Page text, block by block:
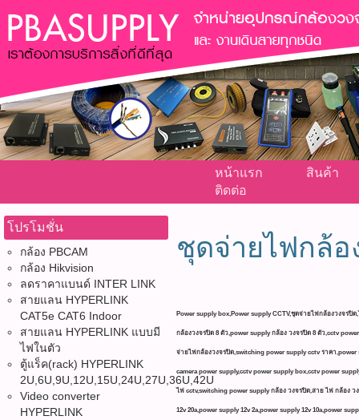
หน้าแรก
สินค้า
ติดต่อ
โปรโมชั่น
กล้อง PBCAM
กล้อง Hikvision
ลดราคาแบนด์ INTER LINK
สายแลน HYPERLINK
CAT5e CAT6 Indoor
สายแลน HYPERLINK แบบมี
ไฟในตัว
ตู้แร็ค(rack) HYPERLINK
2U,6U,9U,12U,15U,24U,27U,36U,42U
Video converter
HYPERLINK
ชุดจ่ายไฟกล้อ
Power supply box,Power supply CCTV,ชุดจ่ายไฟกล้องวงจร
กล้องวงจรปิด 8 ตัว,power supply กล้อง วงจรปิด 8 ตัว,cctv
จ่ายไฟกล้องวงจรปิด,switching power supply cctv ราคา
camera power supply,cctv power supply box,cctv power
ไฟ cctv,switching power supply กล้อง วงจรปิด,สาย ไฟ กล้อง ว
12v 20a,power supply 12v 2a,power supply 12v 10a,power